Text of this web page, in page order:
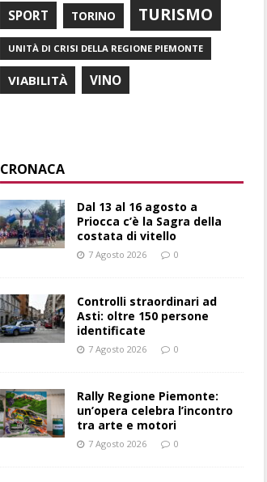
SPORT TORINO TURISMO
UNITÀ DI CRISI DELLA REGIONE PIEMONTE
VIABILITÀ VINO
CRONACA
Dal 13 al 16 agosto a
Priocca c’è la Sagra della
costata di vitello
7 Agosto 2026 0
Controlli straordinari ad
Asti: oltre 150 persone
identificate
7 Agosto 2026 0
Rally Regione Piemonte:
un’opera celebra l’incontro
tra arte e motori
7 Agosto 2026 0